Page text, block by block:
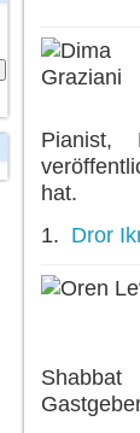
Pianist,
hat.
1. Dror